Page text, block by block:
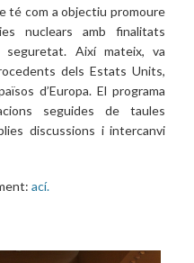
té com a objectiu promoure
nuclears amb finalitats
Així mateix, va
dels Estats Units,
d’Europa. El programa
seguides de taules
discussions i intercanvi
ací.